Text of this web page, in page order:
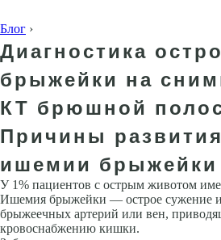
Блог ›
Диагностика
брыжейки на
КТ брюшной
Причины
ишемии брыжейки
У 1% пациентов с острым животом
Ишемия брыжейки — острое сужение
брыжеечных артерий или вен,
кровоснабжению кишки.